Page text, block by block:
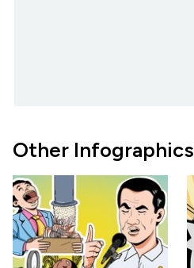
Other Infographics